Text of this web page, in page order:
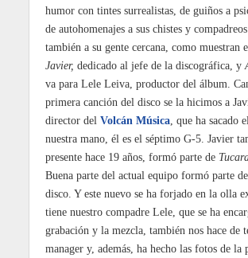
humor con tintes surrealistas, de guiños a
de autohomenajes a sus chistes y
también a su gente cercana, como muestran
Javier, dedicado al jefe de la discográfica, y
va para Lele Leiva, productor del álbum.
primera canción del disco se la hicimos a
director del Volcán Música, que ha sacado
nuestra mano, él es el séptimo G-5. Javier
presente hace 19 años, formó parte de
Buena parte del actual equipo formó parte
disco. Y este nuevo se ha forjado en la olla
tiene nuestro compadre Lele, que se ha
grabación y la mezcla, también nos hace de
manager y, además, ha hecho las fotos de